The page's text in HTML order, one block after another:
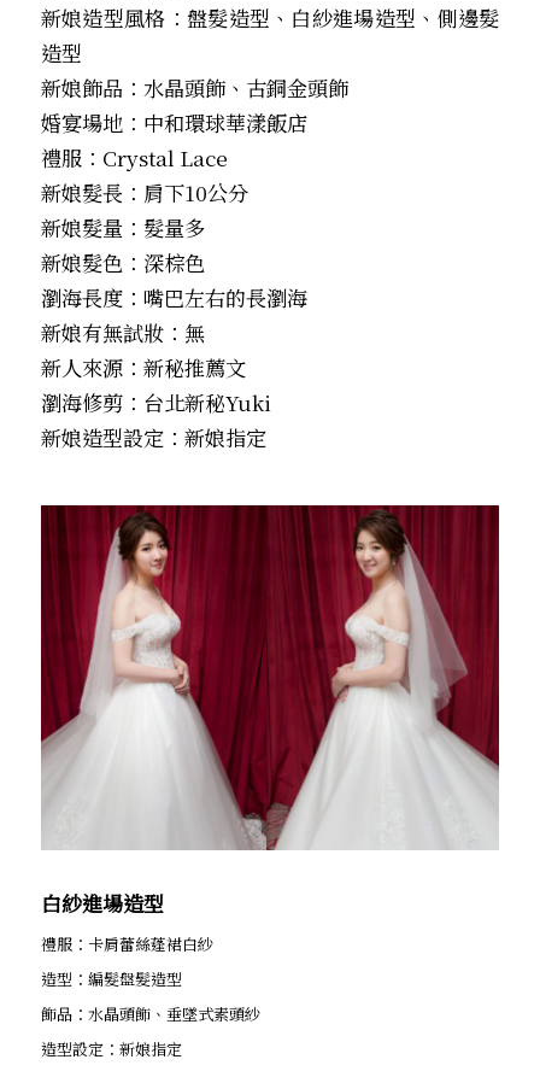
新娘造型風格：盤髮造型、白紗進場造型、側邊髮
造型
新娘飾品：水晶頭飾、古銅金頭飾
婚宴場地：中和環球華漾飯店
禮服：Crystal Lace
新娘髮長：肩下10公分
新娘髮量：髮量多
新娘髮色：深棕色
瀏海長度：嘴巴左右的長瀏海
新娘有無試妝：無
新人來源：新秘推薦文
瀏海修剪：台北新秘Yuki
新娘造型設定：新娘指定
白紗進場造型
禮服：卡肩蕾絲蓬裙白紗
造型：編髮盤髮造型
飾品：水晶頭飾、垂墜式素頭紗
造型設定：新娘指定